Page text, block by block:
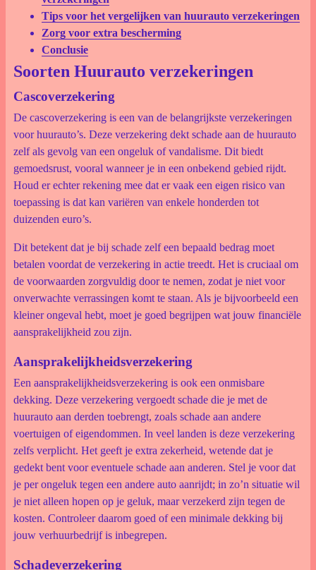
Tips voor het vergelijken van huurauto verzekeringen
Zorg voor extra bescherming
Conclusie
Soorten Huurauto verzekeringen
Cascoverzekering
De cascoverzekering is een van de belangrijkste verzekeringen
voor huurauto’s. Deze verzekering dekt schade aan de huurauto
zelf als gevolg van een ongeluk of vandalisme. Dit biedt
gemoedsrust, vooral wanneer je in een onbekend gebied rijdt.
Houd er echter rekening mee dat er vaak een eigen risico van
toepassing is dat kan variëren van enkele honderden tot
duizenden euro’s.
Dit betekent dat je bij schade zelf een bepaald bedrag moet
betalen voordat de verzekering in actie treedt. Het is cruciaal om
de voorwaarden zorgvuldig door te nemen, zodat je niet voor
onverwachte verrassingen komt te staan. Als je bijvoorbeeld een
kleiner ongeval hebt, moet je goed begrijpen wat jouw financiële
aansprakelijkheid zou zijn.
Aansprakelijkheidsverzekering
Een aansprakelijkheidsverzekering is ook een onmisbare
dekking. Deze verzekering vergoedt schade die je met de
huurauto aan derden toebrengt, zoals schade aan andere
voertuigen of eigendommen. In veel landen is deze verzekering
zelfs verplicht. Het geeft je extra zekerheid, wetende dat je
gedekt bent voor eventuele schade aan anderen. Stel je voor dat
je per ongeluk tegen een andere auto aanrijdt; in zo’n situatie wil
je niet alleen hopen op je geluk, maar verzekerd zijn tegen de
kosten. Controleer daarom goed of een minimale dekking bij
jouw verhuurbedrijf is inbegrepen.
Schadeverzekering